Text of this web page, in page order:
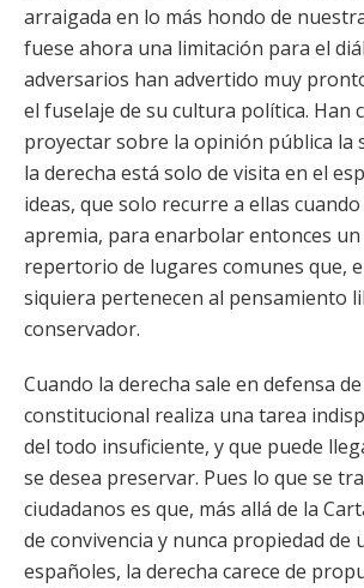
arraigada en lo más hondo de
fuese ahora una limitación para el
adversarios han advertido muy
el fuselaje de su cultura política. Han
proyectar sobre la opinión pública la
la derecha está solo de visita en el
ideas, que solo recurre a ellas
apremia, para enarbolar entonces
repertorio de lugares comunes que,
siquiera pertenecen al pensamiento
conservador.
Cuando la derecha sale en defensa
constitucional realiza una tarea
del todo insuficiente, y que puede
se desea preservar. Pues lo que se
ciudadanos es que, más allá de la
de convivencia y nunca propiedad de
españoles, la derecha carece de